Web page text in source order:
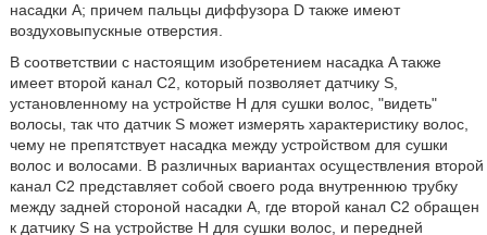
насадки A; причем пальцы диффузора D также имеют
воздуховыпускные отверстия.
В соответствии с настоящим изобретением насадка A также
имеет второй канал C2, который позволяет датчику S,
установленному на устройстве H для сушки волос, "видеть"
волосы, так что датчик S может измерять характеристику волос,
чему не препятствует насадка между устройством для сушки
волос и волосами. В различных вариантах осуществления второй
канал C2 представляет собой своего рода внутреннюю трубку
между задней стороной насадки A, где второй канал C2 обращен
к датчику S на устройстве H для сушки волос, и передней